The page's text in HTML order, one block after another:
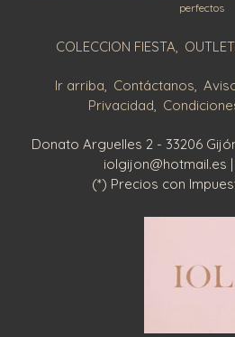
perfectos
COLECCION FIESTA OUTLET
Ir arriba Contáctanos
Privacidad
Donato Arguelles 2 - 33206
iolgijon@hotmail.es |
(*) Precios con